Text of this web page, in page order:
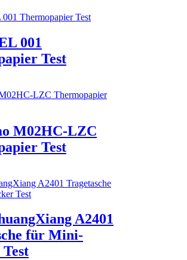
001
Test
M02HC-LZC
Test
A2401
für Mini-